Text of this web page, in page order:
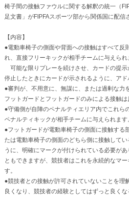
椅子間の接触ファウルに関する解釈の統一（
足文書」がFIPFAスポーツ部から関係国に配信
【内容】
●電動車椅子の側面や背面への接触はすべて反
れ、直接フリーキックが相手チームに与えられ
可能な限りプレーを続けさせ、カードの提
停止したときにカードが示されるように、アド
●審判が、不用意に、無謀に、または過剰な力
フットガードとフットガードのみによる接触は
●守備側が自陣のペナルティエリア内でこれら
ペナルティキックが相手チームに与えられます
●フットガードが電動車椅子の側面に接触する
たは電動車椅子の側面のどちら側に接触して
うに、明確にマークが付けられている必要が
ともできますが、競技者はこれを永続的なマ
す。
●競技者との接触が許可されていないことを理
良くなり、競技者の経験としてはずっと良くな